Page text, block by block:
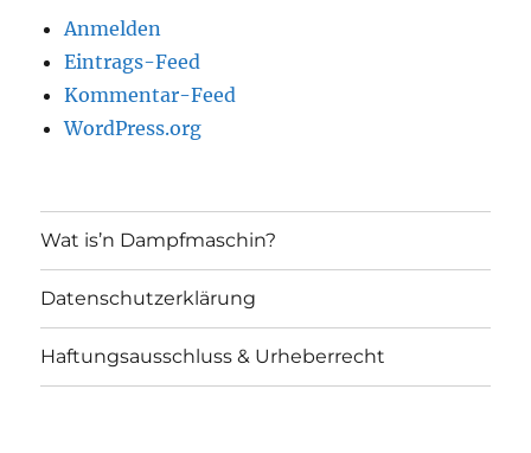
Anmelden
Eintrags-Feed
Kommentar-Feed
WordPress.org
Wat is’n Dampfmaschin?
Datenschutzerklärung
Haftungsausschluss & Urheberrecht